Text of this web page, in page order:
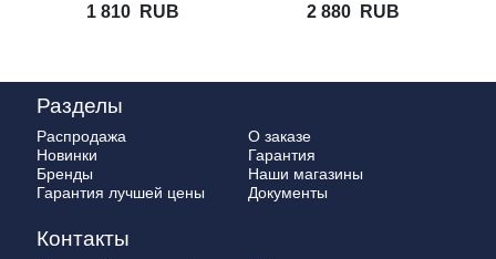
1 810 RUB 2 880 RUB
Разделы
Распродажа
Новинки
Бренды
Гарантия лучшей цены
О заказе
Гарантия
Наши магазины
Документы
Контакты